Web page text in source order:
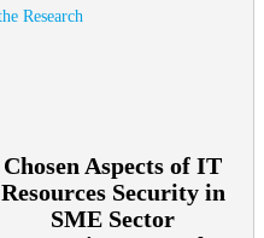
Chosen Aspects of IT
Resources Security in
SME Sector